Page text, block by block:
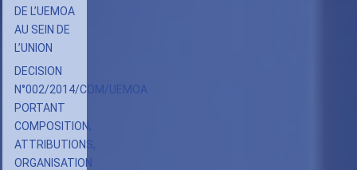
DE L’UEMOA
AU SEIN DE
L’UNION
DECISION
N°002/2014/COM/UEMOA
PORTANT
COMPOSITION,
ATTRIBUTIONS,
ORGANISATION